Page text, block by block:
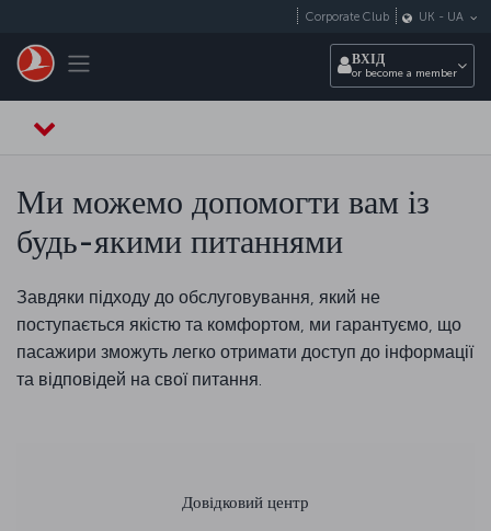
Toggle navigation
Corporate Club UK - UA
ВХІД
or become a member
Ми можемо допомогти вам із
будь-якими питаннями
Завдяки підходу до обслуговування, який не
поступається якістю та комфортом, ми гарантуємо, що
пасажири зможуть легко отримати доступ до інформації
та відповідей на свої питання.
Довідковий центр